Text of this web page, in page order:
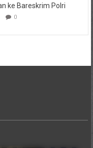
ke Bareskrim Polri
0